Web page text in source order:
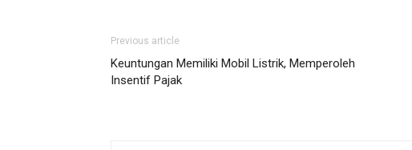
Previous article
Keuntungan Memiliki Mobil Listrik, Memperoleh
Insentif Pajak